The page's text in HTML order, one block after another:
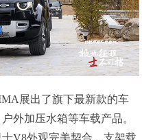
展出了旗下最新款的车
外加压水箱等车载产品。
V8外观完美契合，支架载